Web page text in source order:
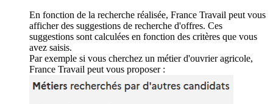
En fonction de la recherche réalisée, France Travail peut vous
afficher des suggestions de recherche d'offres. Ces
suggestions sont calculées en fonction des critères que vous
avez saisis.
Par exemple si vous cherchez un métier d'ouvrier agricole,
France Travail peut vous proposer :